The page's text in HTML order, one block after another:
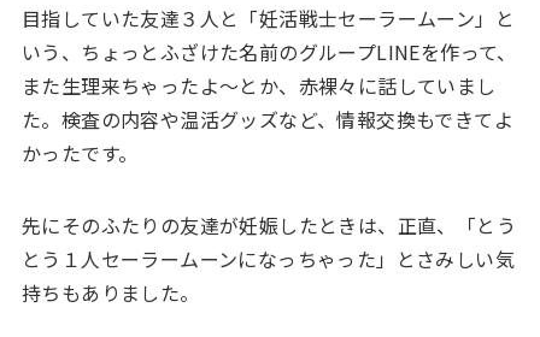
目指していた友達３人と「妊活戦士セーラームーン」と
いう、ちょっとふざけた名前のグループLINEを作って、
また生理来ちゃったよ～とか、赤裸々に話していまし
た。検査の内容や温活グッズなど、情報交換もできてよ
かったです。
先にそのふたりの友達が妊娠したときは、正直、「とう
とう１人セーラームーンになっちゃった」とさみしい気
持ちもありました。